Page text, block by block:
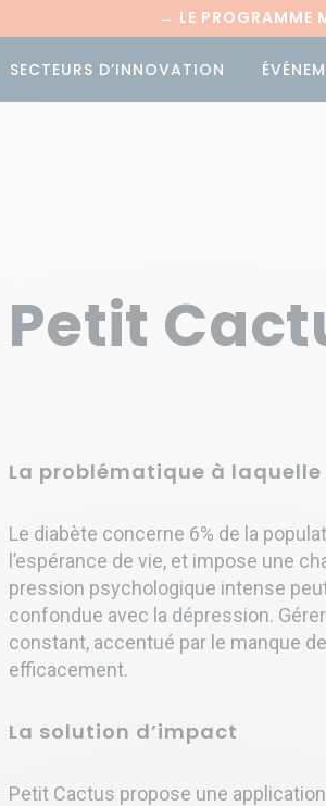
→ LE PROGRAMME
SECTEURS D’INNOVATION
Petit
La problématique à
Le diabète concerne 6% de la
l’espérance de vie, et impose une
pression psychologique intense
confondue avec la dépression.
constant, accentué par le manque
efficacement.
La solution d’impact
Petit Cactus propose une